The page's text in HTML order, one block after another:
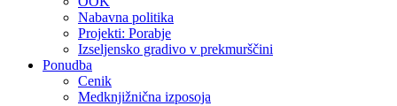
Nabavna politika
Projekti: Porabje
Izseljensko gradivo v prekmurščini
Ponudba
Cenik
Medknjižnična izposoja